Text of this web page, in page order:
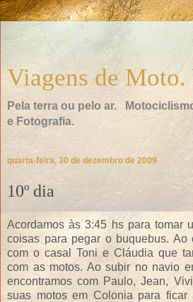
Viagens de
Pela terra ou pelo ar.
e Fotografia.
quarta-feira, 30 de dezembro de 2009
10º dia
Acordamos às 3:45 hs para tomar
coisas para pegar o buquebus. Ao
com o casal Toni e Cláudia que
com as motos. Ao subir no navio
encontramos com Paulo, Jean,
suas motos em Colonia para ficar